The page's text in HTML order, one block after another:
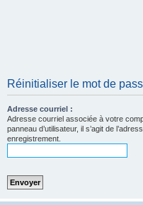
Réinitialiser le mot de
Adresse courriel :
Adresse courriel associée à votre
panneau d’utilisateur, il s’agit de
enregistrement.